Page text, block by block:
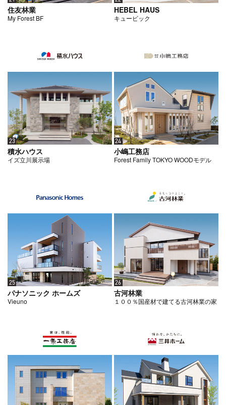
住友林業
My Forest BF
HEBEL HAUS
キュービック
23
積水ハウス
イズ立川展示場
24
小嶋工務店
Forest Family TOKYO WOODモデル
25
パナソニック ホームズ
Vieuno
26
古河林業
１００％国産材で建てる古河林業の家